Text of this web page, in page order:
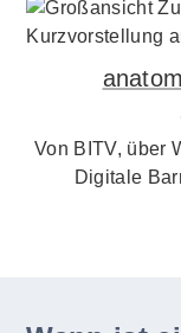
Von BITV, über
Digitale